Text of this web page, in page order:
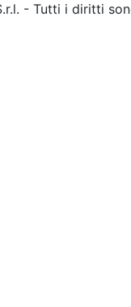
- Tutti i diritti